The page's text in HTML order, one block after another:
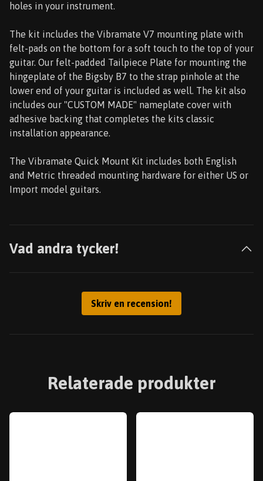
holes in your instrument.
The kit includes the Vibramate V7 mounting plate with
felt-pads on the bottom for a soft touch to the top of your
guitar. Our felt-padded Tailpiece Plate for mounting the
hingeplate of the Bigsby B7 to the strap pinhole at the
lower end of your guitar is included as well. The kit also
includes our "CUSTOM MADE" nameplate cover with
adhesive backing that completes the kits classic
installation appearance.
The Vibramate Quick Mount Kit includes both English
and Metric threaded mounting hardware for either US or
Import model guitars.
Vad andra tycker!
Skriv en recension!
Relaterade produkter